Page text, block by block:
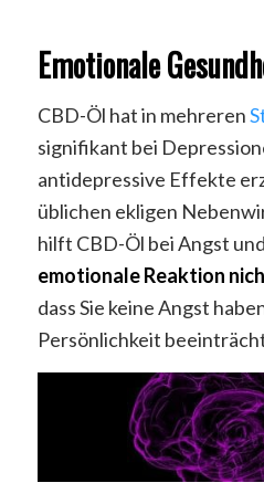
Emotionale
CBD-Öl hat in mehreren
signifikant bei
antidepressive Effekte
üblichen ekligen
hilft CBD-Öl bei Angst
emotionale Reaktion
dass Sie keine Angst
Persönlichkeit